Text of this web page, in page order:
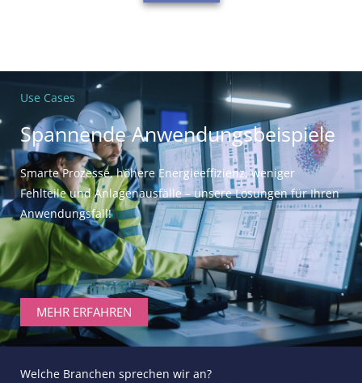
Use Cases
Spannende Anwendungsbeispiele
Smarte Prozesse, höhere Energieeffizienz, weniger
Fehlteile und Anlagenausfälle – unsere Lösungen für Ihren
Anwendungsfall!
MEHR ERFAHREN
Welche Branchen sprechen wir an?